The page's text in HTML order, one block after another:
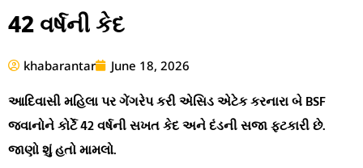
42 વર્ષની કેદ
khabarantar June 18, 2026
આદિવાસી મહિલા પર ગેંગરેપ કરી એસિડ એટેક કરનારા બે BSF
જવાનોને કોર્ટે 42 વર્ષની સખત કેદ અને દંડની સજા ફટકારી છે.
જાણો શું હતો મામલો.